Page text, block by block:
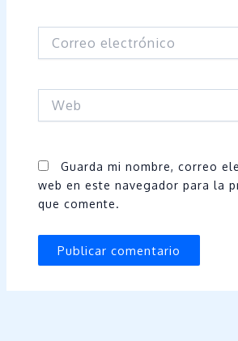
electrónico
Guarda mi nombre, correo
web en este navegador para la
que comente.